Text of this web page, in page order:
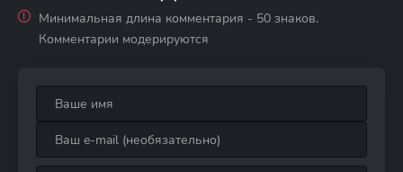
Минимальная длина комментария - 50 знаков.
Комментарии модерируются